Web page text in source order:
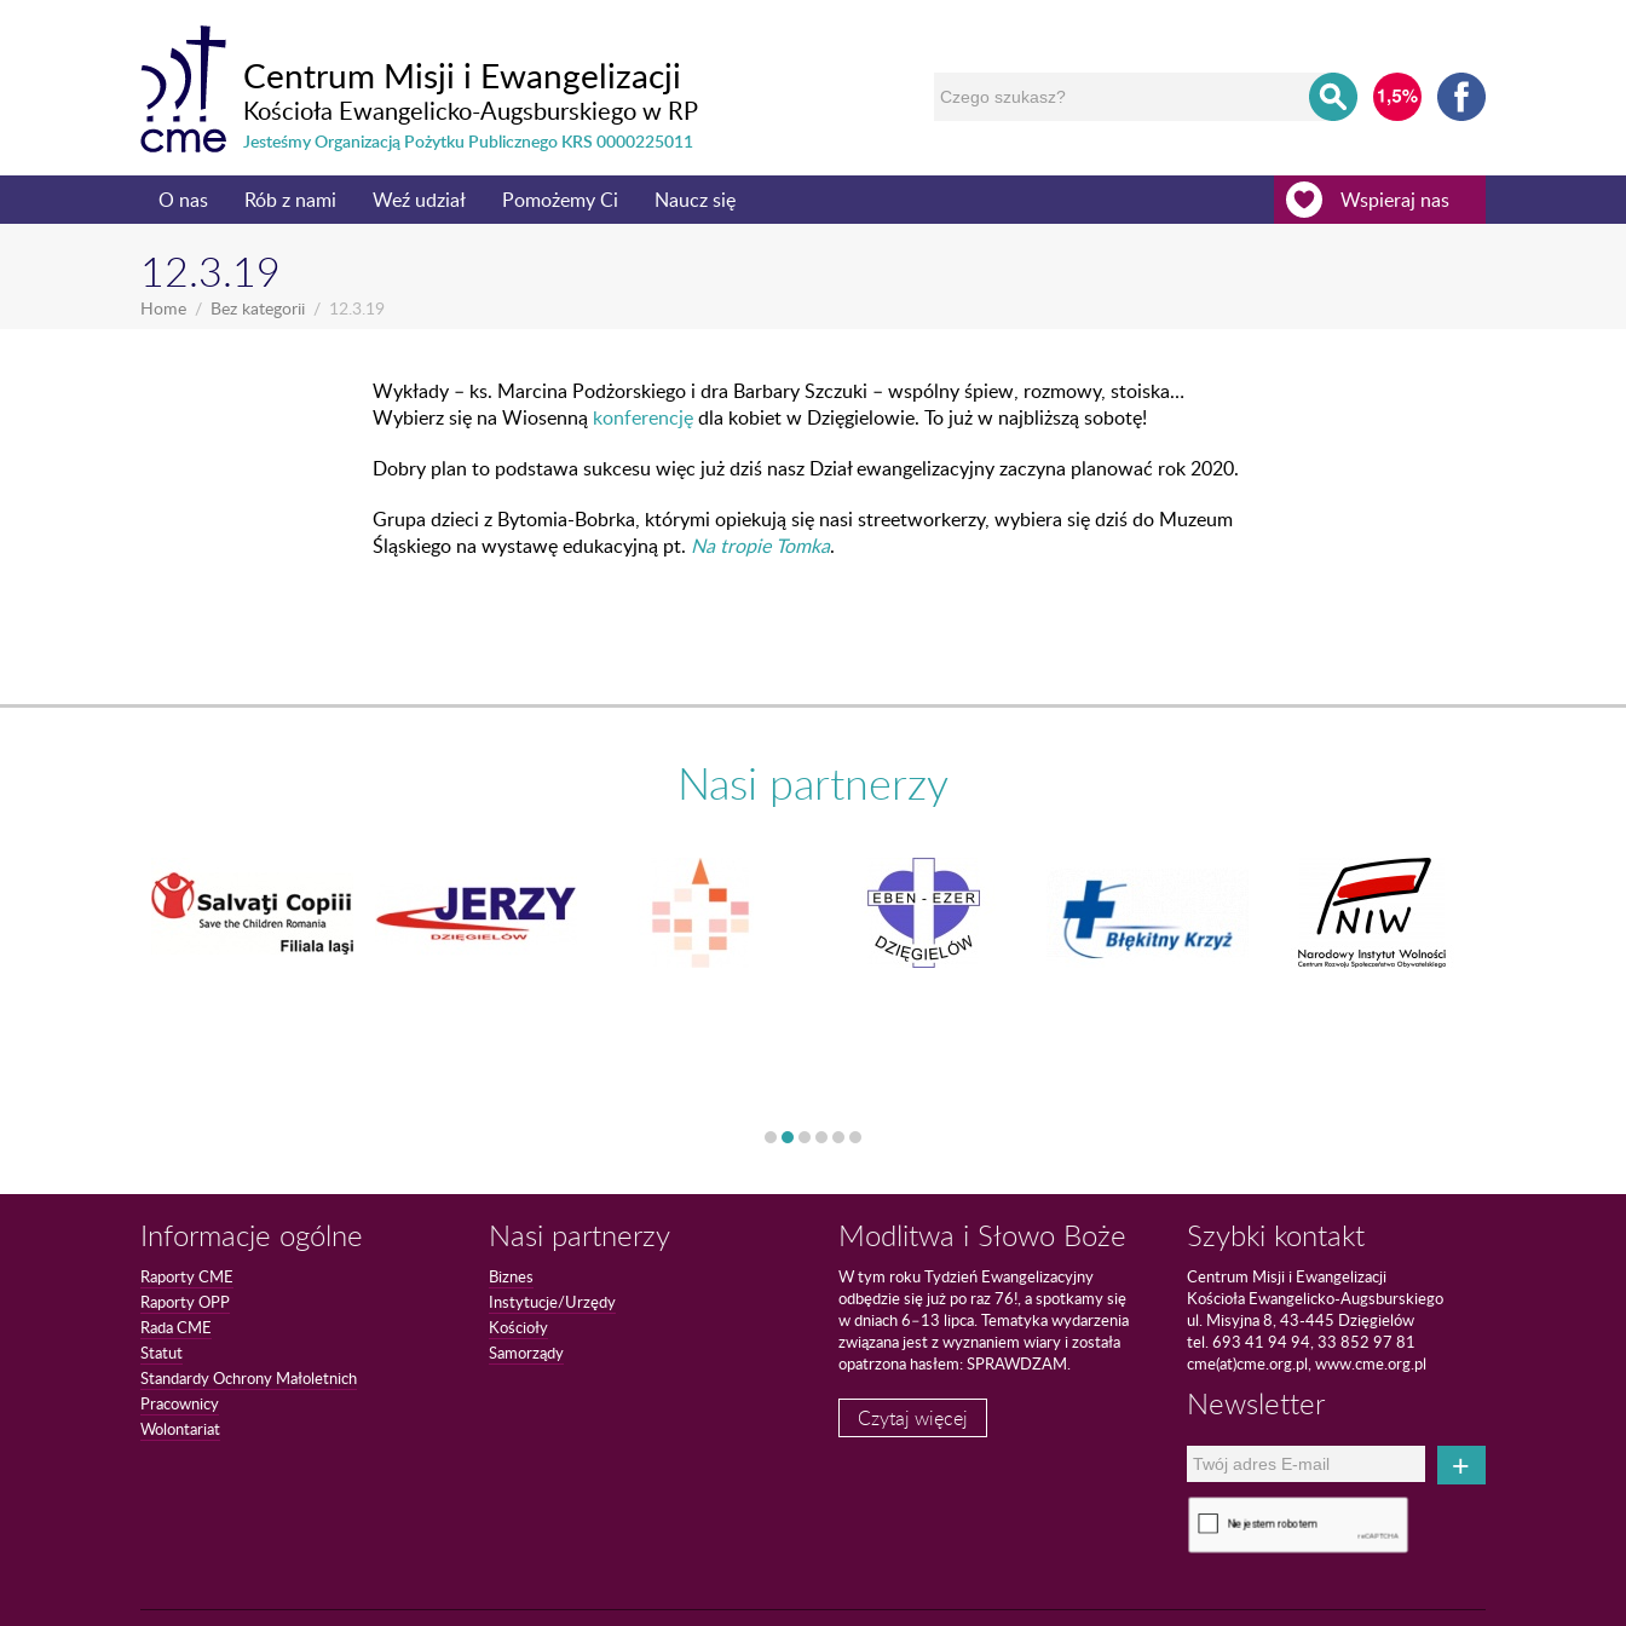
Centrum Misji i Ewangelizacji
Kościoła Ewangelicko-Augsburskiego w RP
Jesteśmy Organizacją Pożytku Publicznego KRS 0000225011
O nas Rób z nami Weź udział Pomożemy Ci Naucz się Wspieraj nas
12.3.19
Home Bez kategorii 12.3.19
Wykłady – ks. Marcina Podżorskiego i dra Barbary Szczuki – wspólny śpiew, rozmowy, stoiska…
Wybierz się na Wiosenną konferencjędla kobiet w Dzięgielowie. To już w najbliższą sobotę!
Dobry plan to podstawa sukcesu więc już dziś nasz Dział ewangelizacyjny zaczyna planować rok 2020.
Grupa dzieci z Bytomia-Bobrka, którymi opiekują się nasi streetworkerzy, wybiera się dziś do Muzeum
Śląskiego na wystawę edukacyjną pt. Na tropie Tomka.
Nasi partnerzy
Informacje ogólne
Raporty CME
Raporty OPP
Rada CME
Statut
Standardy Ochrony Małoletnich
Pracownicy
Wolontariat
Nasi partnerzy
Biznes
Instytucje/Urzędy
Kościoły
Samorządy
Modlitwa i Słowo Boże
W tym roku Tydzień Ewangelizacyjny
odbędzie się już po raz 76!, a spotkamy się
w dniach 6–13 lipca. Tematyka wydarzenia
związana jest z wyznaniem wiary i została
opatrzona hasłem: SPRAWDZAM.
Czytaj więcej
Szybki kontakt
Centrum Misji i Ewangelizacji
Kościoła Ewangelicko-Augsburskiego
ul. Misyjna 8, 43-445 Dzięgielów
tel. 693 41 94 94, 33 852 97 81
cme(at)cme.org.pl, www.cme.org.pl
Newsletter
+